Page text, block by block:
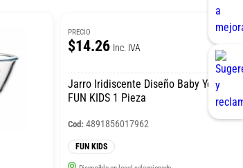
PRECIO
$14.26 Inc. IVA
Jarro Iridiscente Diseño Baby Yoda
FUN KIDS 1 Pieza
Cod: 4891856017962
FUN KIDS